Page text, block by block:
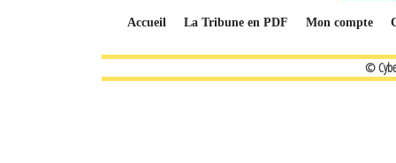
Accueil La Tribune en PDF Mon compte
©